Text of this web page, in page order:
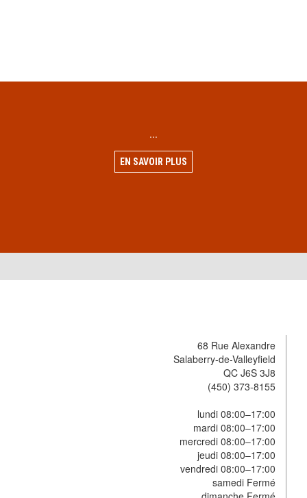
...
EN SAVOIR PLUS
68 Rue Alexandre
Salaberry-de-Valleyfield
QC J6S 3J8
(450) 373-8155
lundi 08:00–17:00
mardi 08:00–17:00
mercredi 08:00–17:00
jeudi 08:00–17:00
vendredi 08:00–17:00
samedi Fermé